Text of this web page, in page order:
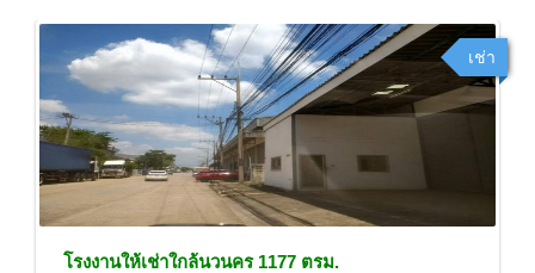
เช่า
โรงงานให้เช่าใกล้นวนคร 1177 ตรม.